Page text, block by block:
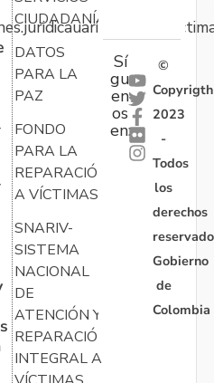
CIUDADANÍA
DATOS
PARA LA
PAZ
FONDO
PARA LA
REPARACIÓN
A VÍCTIMAS
SNARIV-
SISTEMA
NACIONAL
DE
ATENCIÓN Y
REPARACIÓN
INTEGRAL A
Sí
gu
en
os
en:
©
Copyrigth
2023
-
Todos
los
derechos
Gobierno
de
Colombia